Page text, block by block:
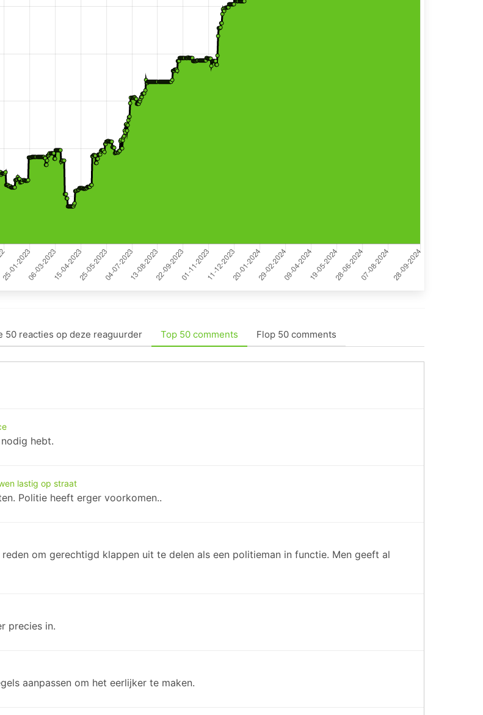
50 reacties op deze reaguurder Top 50 comments Flop 50 comments
hebt.
lastig op straat
Politie heeft erger voorkomen..
om gerechtigd klappen uit te delen als een politieman in functie. Men geeft al
precies in.
aanpassen om het eerlijker te maken.